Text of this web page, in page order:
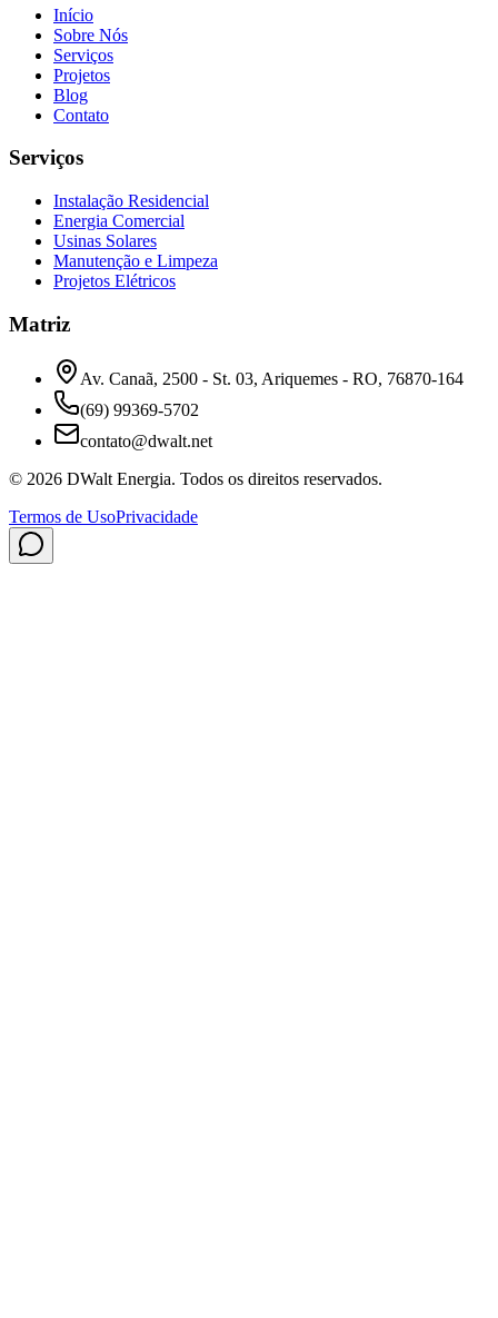
Início
Sobre Nós
Serviços
Projetos
Blog
Contato
Serviços
Instalação Residencial
Energia Comercial
Usinas Solares
Manutenção e Limpeza
Projetos Elétricos
Matriz
Av. Canaã, 2500 - St. 03, Ariquemes - RO, 76870-164
(69) 99369-5702
contato@dwalt.net
© 2026 DWalt Energia. Todos os direitos reservados.
Termos de UsoPrivacidade